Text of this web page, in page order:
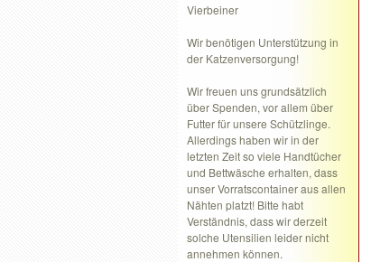
Vierbeiner
Wir benötigen Unterstützung in
der Katzenversorgung!
Wir freuen uns grundsätzlich
über Spenden, vor allem über
Futter für unsere Schützlinge.
Allerdings haben wir in der
letzten Zeit so viele Handtücher
und Bettwäsche erhalten, dass
unser Vorratscontainer aus allen
Nähten platzt! Bitte habt
Verständnis, dass wir derzeit
solche Utensilien leider nicht
annehmen können.